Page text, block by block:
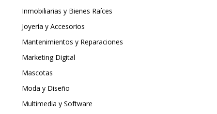
Inmobiliarias y Bienes Raíces
Joyería y Accesorios
Mantenimientos y Reparaciones
Marketing Digital
Mascotas
Moda y Diseño
Multimedia y Software